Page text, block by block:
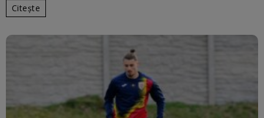
Citește